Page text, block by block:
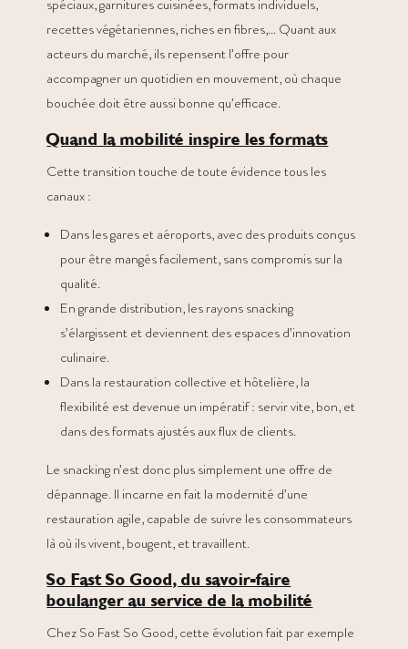
spéciaux, garnitures cuisinées, formats individuels,
recettes végétariennes, riches en fibres,… Quant aux
acteurs du marché, ils repensent l’offre pour
accompagner un quotidien en mouvement, où chaque
bouchée doit être aussi bonne qu’efficace.
Quand la mobilité inspire les formats
Cette transition touche de toute évidence tous les
canaux :
Dans les gares et aéroports, avec des produits conçus
pour être mangés facilement, sans compromis sur la
qualité.
En grande distribution, les rayons snacking
s’élargissent et deviennent des espaces d’innovation
culinaire.
Dans la restauration collective et hôtelière, la
flexibilité est devenue un impératif : servir vite, bon, et
dans des formats ajustés aux flux de clients.
Le snacking n’est donc plus simplement une offre de
dépannage. Il incarne en fait la modernité d’une
restauration agile, capable de suivre les consommateurs
là où ils vivent, bougent, et travaillent.
So Fast So Good, du savoir-faire
boulanger au service de la mobilité
Chez So Fast So Good, cette évolution fait par exemple